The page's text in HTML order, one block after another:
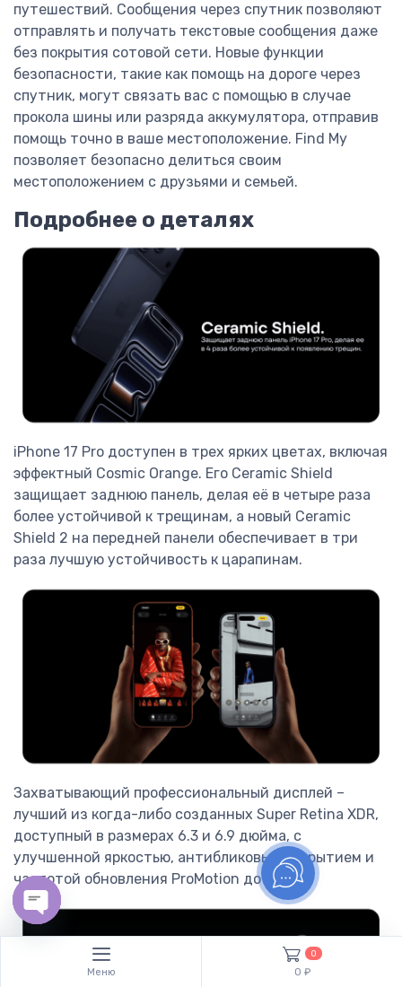
путешествий. Сообщения через спутник позволяют
отправлять и получать текстовые сообщения даже
без покрытия сотовой сети. Новые функции
безопасности, такие как помощь на дороге через
спутник, могут связать вас с помощью в случае
прокола шины или разряда аккумулятора, отправив
помощь точно в ваше местоположение. Find My
позволяет безопасно делиться своим
местоположением с друзьями и семьей.
Подробнее о деталях
iPhone 17 Pro доступен в трех ярких цветах, включая
эффектный Cosmic Orange. Его Ceramic Shield
защищает заднюю панель, делая её в четыре раза
более устойчивой к трещинам, а новый Ceramic
Shield 2 на передней панели обеспечивает в три
раза лучшую устойчивость к царапинам.
Захватывающий профессиональный дисплей –
лучший из когда-либо созданных Super Retina XDR,
доступный в размерах 6.3 и 6.9 дюйма, с
улучшенной яркостью, антибликовым покрытием и
частотой обновления ProMotion до 120 Гц.
Меню
0
0 ₽
Open chaty